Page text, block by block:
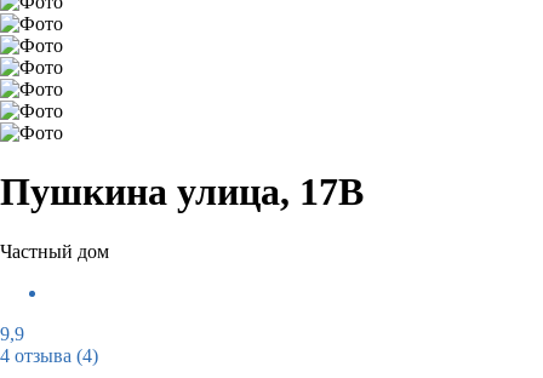
Пушкина улица, 17В
Частный дом
9,9
4 отзыва (4)